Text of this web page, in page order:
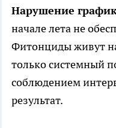
Нарушение
начале лета не
Фитонциды живут
только системный
соблюдением
результат.